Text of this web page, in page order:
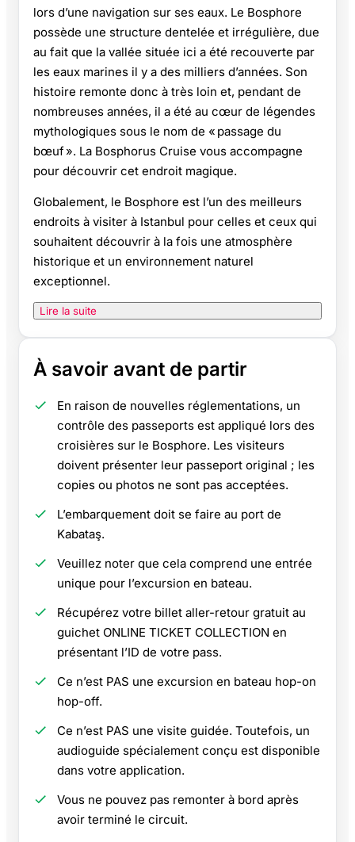
lors d’une navigation sur ses eaux. Le Bosphore
possède une structure dentelée et irrégulière, due
au fait que la vallée située ici a été recouverte par
les eaux marines il y a des milliers d’années. Son
histoire remonte donc à très loin et, pendant de
nombreuses années, il a été au cœur de légendes
mythologiques sous le nom de « passage du
bœuf ». La Bosphorus Cruise vous accompagne
pour découvrir cet endroit magique.
Globalement, le Bosphore est l’un des meilleurs
endroits à visiter à Istanbul pour celles et ceux qui
souhaitent découvrir à la fois une atmosphère
historique et un environnement naturel
exceptionnel.
Lire la suite
À savoir avant de partir
En raison de nouvelles réglementations, un
contrôle des passeports est appliqué lors des
croisières sur le Bosphore. Les visiteurs
doivent présenter leur passeport original ; les
copies ou photos ne sont pas acceptées.
L’embarquement doit se faire au port de
Kabataş.
Veuillez noter que cela comprend une entrée
unique pour l’excursion en bateau.
Récupérez votre billet aller-retour gratuit au
guichet ONLINE TICKET COLLECTION en
présentant l’ID de votre pass.
Ce n’est PAS une excursion en bateau hop-on
hop-off.
Ce n’est PAS une visite guidée. Toutefois, un
audioguide spécialement conçu est disponible
dans votre application.
Vous ne pouvez pas remonter à bord après
avoir terminé le circuit.